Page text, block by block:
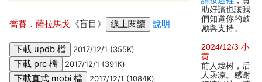
喬賽．薩拉馬戈 《盲目》 說明
2017/12/1 (355K)
2017/12/1 (391K)
2017/12/1 (1084K)
助好讀也讓我
們知道你的鼓
勵與支持。
2024/12/3 小
黄
前人栽树，后
人乘凉。感谢